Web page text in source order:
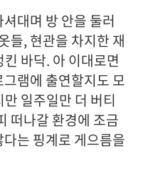
대며 방 안을 둘러
들, 현관을 차지한 재
바닥. 아 이대로면
램에 출연할지도 모
일주일만 더 버티
떠나갈 환경에 조금
는 핑계로 게으름을